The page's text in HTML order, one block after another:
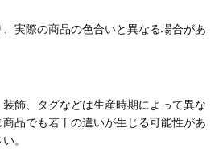
実際の商品の色合いと異なる場合があ
飾、タグなどは生産時期によって異な
品でも若干の違いが生じる可能性があ
。